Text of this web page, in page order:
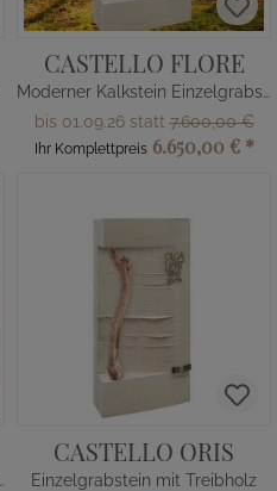
CASTELLO FLORE
Moderner Kalkstein Einzelgrabstein
bis 01.09.26 statt7.600,00 €
Ihr Komplettpreis 6.650,00 € *
CASTELLO ORIS
Einzelgrabstein mit Treibholz